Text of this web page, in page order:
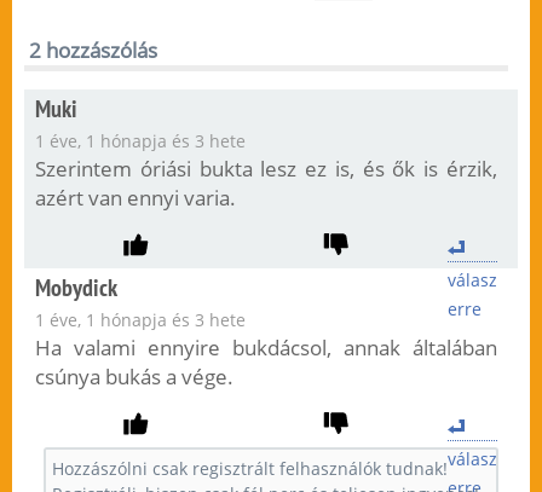
2 hozzászólás
Muki
1 éve, 1 hónapja és 3 hete
Szerintem óriási bukta lesz ez is, és ők is érzik,
azért van ennyi varia.
válasz
erre
Mobydick
1 éve, 1 hónapja és 3 hete
Ha valami ennyire bukdácsol, annak általában
csúnya bukás a vége.
válasz